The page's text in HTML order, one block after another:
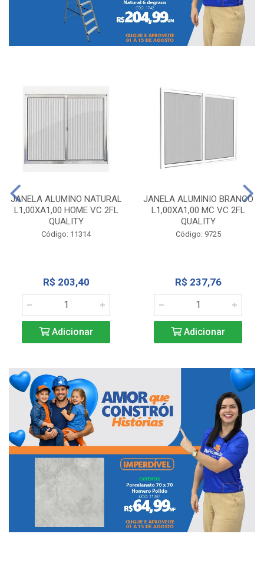
JANELA ALUMINO NATURAL
L1,00XA1,00 HOME VC 2FL
QUALITY
Código: 11314
R$ 203,40
Adicionar
JANELA ALUMINIO BRANCO
L1,00XA1,00 MC VC 2FL
QUALITY
Código: 9725
R$ 237,76
Adicionar